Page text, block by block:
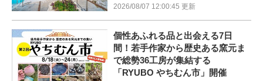
2026/08/07 12:00:45 更新
個性あふれる品と出会える7日
間！若手作家から歴史ある窯元ま
で総勢36工房が集結する
「RYUBO やちむん市」開催